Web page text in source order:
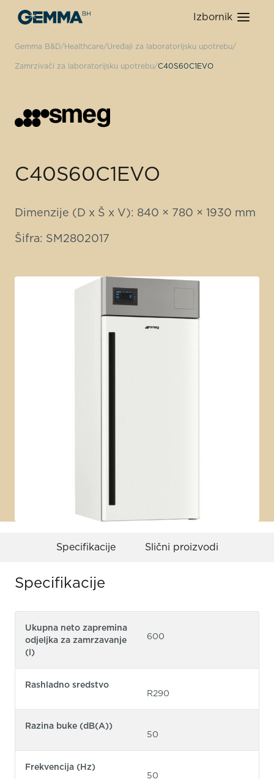
Izbornik
Gemma B&D Healthcare Uređaji za laboratorijsku upotrebu
Zamrzivači za laboratorijsku upotrebu C40S60C1EVO
C40S60C1EVO
Dimenzije (D x Š x V): 840 × 780 × 1930 mm
Šifra: SM2802017
Specifikacije Slični proizvodi
Specifikacije
Ukupna neto zapremina
odjeljka za zamrzavanje
(l)
600
Rashladno sredstvo
R290
Razina buke (dB(A))
50
Frekvencija (Hz)
50